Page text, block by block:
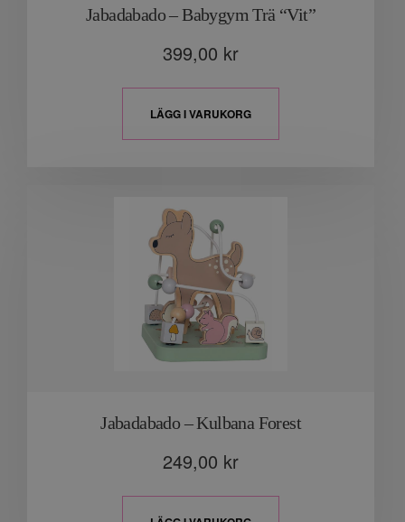
Jabadabado – Babygym Trä “Vit”
399,00 kr
LÄGG I VARUKORG
Jabadabado – Kulbana Forest
249,00 kr